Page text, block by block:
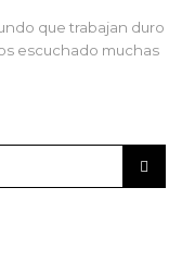
que trabajan duro
escuchado muchas